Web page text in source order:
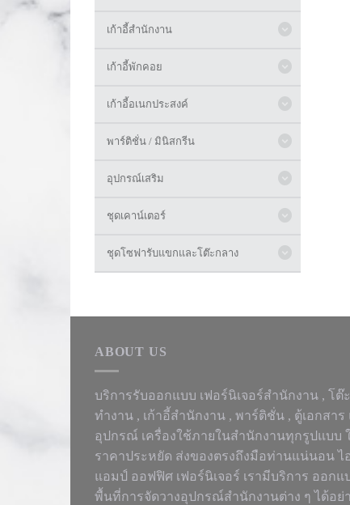
เก้าอี้สำนักงาน
เก้าอี้พักคอย
เก้าอี้อเนกประสงค์
พาร์ติชั่น / มินิสกรีน
อุปกรณ์เสริม
ชุดเคาน์เตอร์
ชุดโซฟารับแขกและโต๊ะกลาง
ABOUT US
บริการรับออกแบบ เฟอร์นิเจอร์สำนักงาน , โต๊ะ
ทำงาน , เก้าอี้สำนักงาน , พาร์ติชั่น , ตู้เอกสาร
อุปกรณ์ เครื่องใช้ภายในสำนักงานทุกรูปแบบ
ราคาประหยัด ส่งของตรงถึงมือท่านแน่นอน ไอ
แอมป์ ออฟฟิศ เฟอร์นิเจอร์ เรามีบริการ ออกแ
พื้นที่การจัดวางอุปกรณ์สำนักงานต่าง ๆ ได้อย่